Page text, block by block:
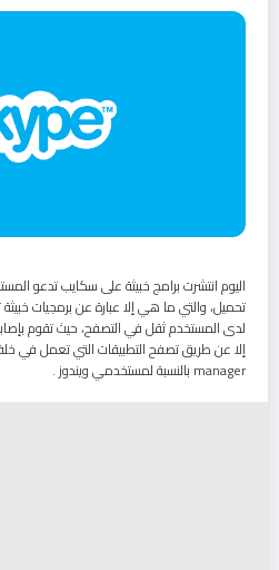
اليوم انتشرت برامج خبيثة على سكايب تدعو
تحميل، والتي ما هي إلا عبارة عن برمجيات خبيثة
manager بالنسبة لمستخدمي ويندوز .